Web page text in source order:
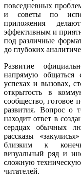
повседневных
и советы по
приложения
эффективным и
под различные
до глубоких
Развитие
напрямую общаться
успехах и вызовах,
открытость в
сообщество, готовое
развития. Вопрос о
находит ответ в
сердцах обычных
рассказы
близким к
визуальный ряд и
сложную
читателей.